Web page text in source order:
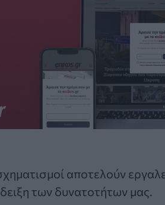
αποτελούν
των δυνατοτήτων μας.